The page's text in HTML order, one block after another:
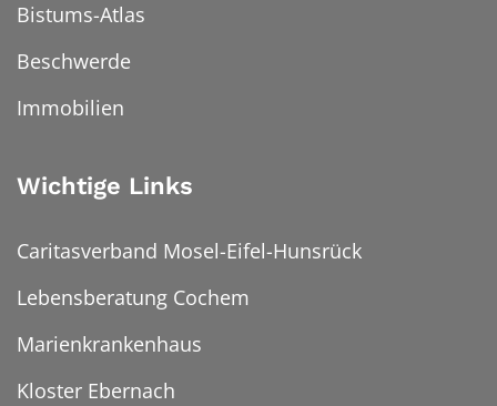
Bistums-Atlas
Beschwerde
Immobilien
Wichtige Links
Caritasverband Mosel-Eifel-Hunsrück
Lebensberatung Cochem
Marienkrankenhaus
Kloster Ebernach